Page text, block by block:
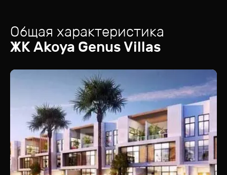
Общая характеристика
ЖКAkoya Genus Villas